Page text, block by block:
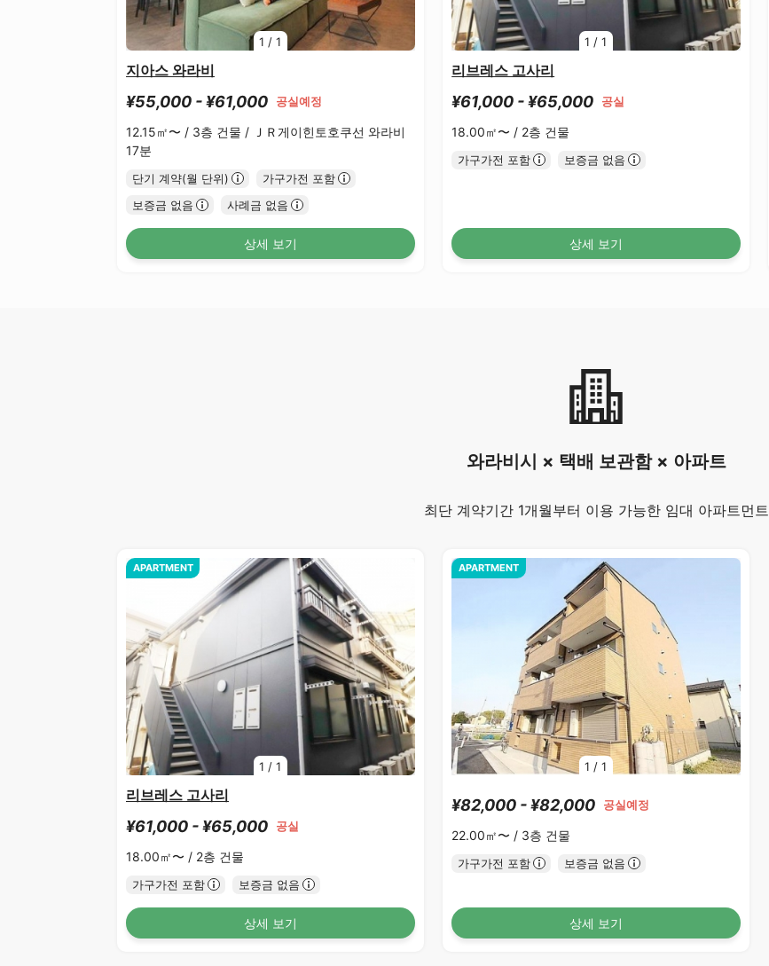
1 /1
지아스 와라비
¥55,000 - ¥61,000 공실예정
12.15㎡〜 / 3층 건물 /
ＪＲ게이힌토호쿠선 와라비
17분
단기 계약(월 단위)
가구가전 포함
보증금 없음
사례금 없음
상세 보기
1 /1
리브레스 고사리
¥61,000 - ¥65,000 공실
18.00㎡〜 / 2층 건물
가구가전 포함 보증금 없음
상세 보기
와라비시 × 택배 보관함 × 아파트
최단 계약기간 1개월부터 이용 가능한 임대 아파트먼트
1 /1
APARTMENT
리브레스 고사리
¥61,000 - ¥65,000 공실
18.00㎡〜 / 2층 건물
가구가전 포함 보증금 없음
상세 보기
1 /1
APARTMENT
¥82,000 - ¥82,000 공실예정
22.00㎡〜 / 3층 건물
가구가전 포함 보증금 없음
상세 보기